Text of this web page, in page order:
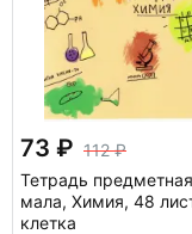
73
112
Тетрадь
мала, Химия, 48
клетка